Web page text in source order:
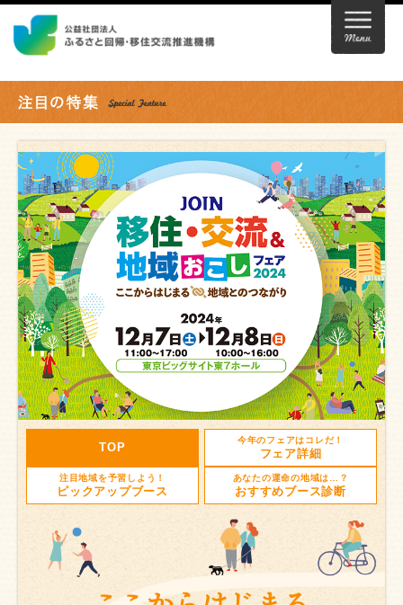
TOP
今年のフェアはコレだ！
フェア詳細
注目地域を予習しよう！
ピックアップブース
あなたの運命の地域は…？
おすすめブース診断